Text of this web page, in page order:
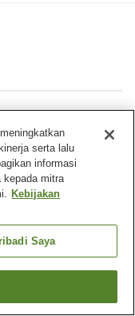
serta lalu
informasi
kepada mitra
Kebijakan
Saya